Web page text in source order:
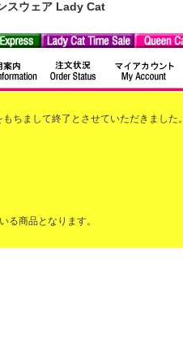
スウェア Lady Cat
ちまして終了とさせていただきました。
る商品となります。